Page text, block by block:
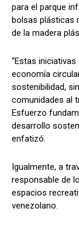
para el parque
bolsas plásticas
de la madera
“Estas
economía
sostenibilidad,
comunidades al
Esfuerzo
desarrollo
enfatizó.
Igualmente, a
responsable de
espacios
venezolano.